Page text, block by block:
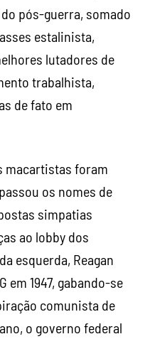
de fato em
macartistas foram
os nomes de
simpatias
ao lobby dos
esquerda, Reagan
1947, gabando-se
comunista de
o governo federal
enfraqueceu as
os dirigentes
A maioria
imediatamente.